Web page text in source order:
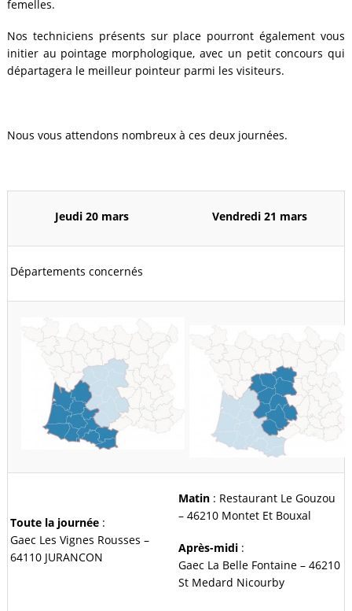
femelles.
Nos techniciens présents sur place pourront également vous
initier au pointage morphologique, avec un petit concours qui
départagera le meilleur pointeur parmi les visiteurs.
Nous vous attendons nombreux à ces deux journées.
Jeudi 20 mars Vendredi 21 mars
Départements concernés
Toute la journée:
Gaec Les Vignes Rousses –
64110 JURANCON
Matin: Restaurant Le Gouzou
– 46210 Montet Et Bouxal
Après-midi:
Gaec La Belle Fontaine – 46210
St Medard Nicourby